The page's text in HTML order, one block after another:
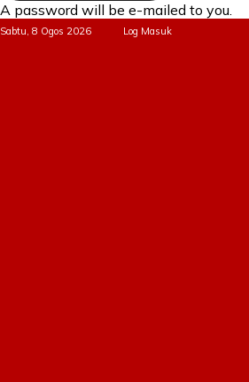
A password will be e-mailed to you.
Sabtu, 8 Ogos 2026 Log Masuk